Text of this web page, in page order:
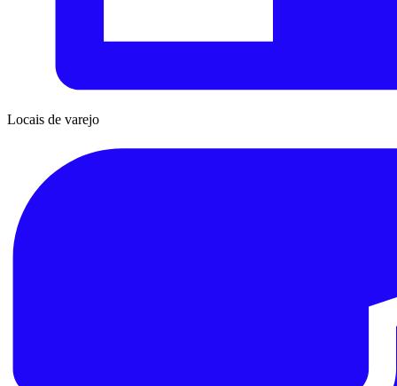
Locais de varejo